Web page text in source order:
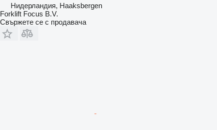
Нидерландия, Haaksbergen
Forklift Focus B.V.
Свържете се с продавача